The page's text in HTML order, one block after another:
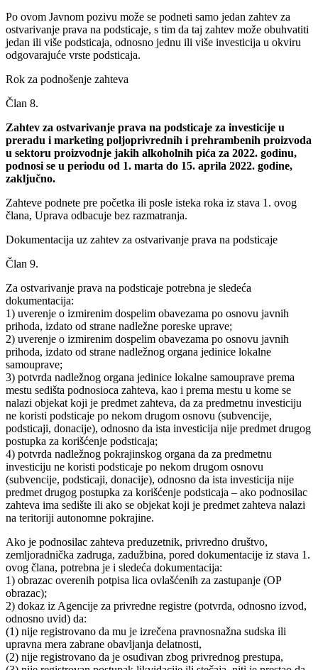
Po ovom Javnom pozivu može se podneti samo jedan zahtev za
ostvarivanje prava na podsticaje, s tim da taj zahtev može obuhvatiti
jedan ili više podsticaja, odnosno jednu ili više investicija u okviru
odgovarajuće vrste podsticaja.
Rok za podnošenje zahteva
Član 8.
Zahtev za ostvarivanje prava na podsticaje za investicije u
preradu i marketing poljoprivrednih i prehrambenih proizvoda
u sektoru proizvodnje jakih alkoholnih pića za 2022. godinu,
podnosi se u periodu od 1. marta do 15. aprila 2022. godine,
zaključno.
Zahteve podnete pre početka ili posle isteka roka iz stava 1. ovog
člana, Uprava odbacuje bez razmatranja.
Dokumentacija uz zahtev za ostvarivanje prava na podsticaje
Član 9.
Za ostvarivanje prava na podsticaje potrebna je sledeća
dokumentacija:
1) uverenje o izmirenim dospelim obavezama po osnovu javnih
prihoda, izdato od strane nadležne poreske uprave;
2) uverenje o izmirenim dospelim obavezama po osnovu javnih
prihoda, izdato od strane nadležnog organa jedinice lokalne
samouprave;
3) potvrda nadležnog organa jedinice lokalne samouprave prema
mestu sedišta podnosioca zahteva, kao i prema mestu u kome se
nalazi objekat koji je predmet zahteva, da za predmetnu investiciju
ne koristi podsticaje po nekom drugom osnovu (subvencije,
podsticaji, donacije), odnosno da ista investicija nije predmet drugog
postupka za korišćenje podsticaja;
4) potvrda nadležnog pokrajinskog organa da za predmetnu
investiciju ne koristi podsticaje po nekom drugom osnovu
(subvencije, podsticaji, donacije), odnosno da ista investicija nije
predmet drugog postupka za korišćenje podsticaja – ako podnosilac
zahteva ima sedište ili ako se objekat koji je predmet zahteva nalazi
na teritoriji autonomne pokrajine.
Ako je podnosilac zahteva preduzetnik, privredno društvo,
zemljoradnička zadruga, zadužbina, pored dokumentacije iz stava 1.
ovog člana, potrebna je i sledeća dokumentacija:
1) obrazac overenih potpisa lica ovlašćenih za zastupanje (OP
obrazac);
2) dokaz iz Agencije za privredne registre (potvrda, odnosno izvod,
odnosno uvid) da:
(1) nije registrovano da mu je izrečena pravnosnažna sudska ili
upravna mera zabrane obavljanja delatnosti,
(2) nije registrovano da je osuđivan zbog privrednog prestupa,